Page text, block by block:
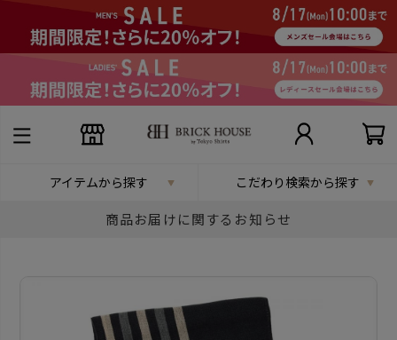
アイテムから探す こだわり検索から探す
商品お届けに関するお知らせ